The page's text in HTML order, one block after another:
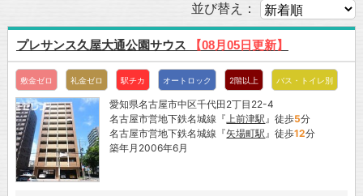
並び替え：
プレサンス久屋大通公園サウス 【08月05日更新】
敷金ゼロ 礼金ゼロ 駅チカ オートロック 2階以上 バス・トイレ別
愛知県名古屋市中区千代田2丁目22-4
名古屋市営地下鉄名城線『上前津駅』徒歩5分
名古屋市営地下鉄名城線『矢場町駅』徒歩12分
築年月2006年6月